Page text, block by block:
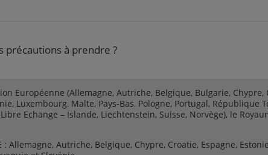
précautions à prendre ?
Européenne (Allemagne, Autriche, Belgique, Bulgarie,
Luxembourg, Malte, Pays-Bas, Pologne, Portugal, République
Echange – Islande, Liechtenstein, Suisse, Norvège), le
: Allemagne, Autriche, Belgique, Chypre, Croatie, Espagne,